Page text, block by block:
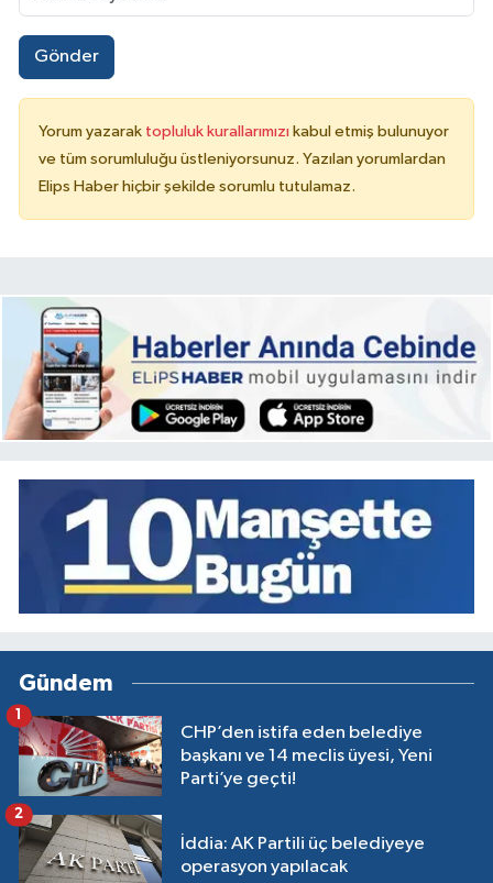
Gönder
Yorum yazarak topluluk kurallarımızı kabul etmiş bulunuyor
ve tüm sorumluluğu üstleniyorsunuz. Yazılan yorumlardan
Elips Haber hiçbir şekilde sorumlu tutulamaz.
Gündem
CHP’den istifa eden belediye
başkanı ve 14 meclis üyesi, Yeni
Parti’ye geçti!
İddia: AK Partili üç belediyeye
operasyon yapılacak
2